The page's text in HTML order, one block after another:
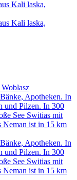
Apotheken. In
und Pilzen. In 300
See Switias mit
Neman ist in 15 km
Apotheken. In
und Pilzen. In 300
See Switias mit
Neman ist in 15 km